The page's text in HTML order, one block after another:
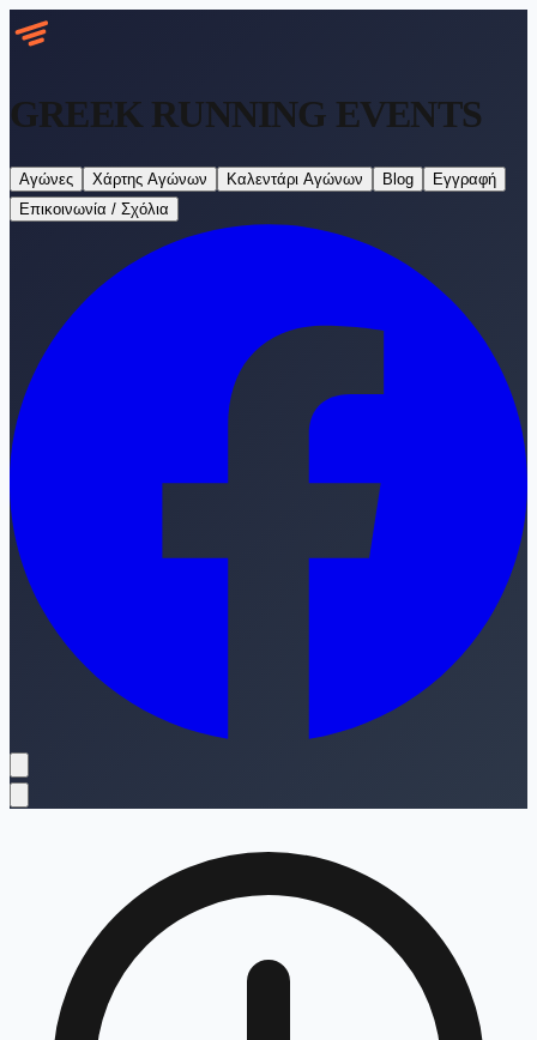
GREEK RUNNING EVENTS
Αγώνες Χάρτης Αγώνων Καλεντάρι Αγώνων Blog
Εγγραφή
Επικοινωνία / Σχόλια